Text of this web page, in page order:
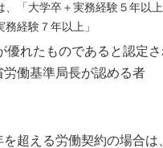
「大学卒＋実務経験５年以
経験７年以上」
れたものであると認定
働基準局長が認める者
超える労働契約の場合は